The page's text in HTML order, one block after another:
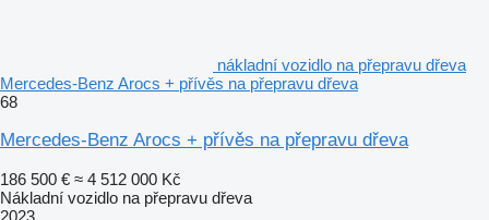
nákladní vozidlo na přepravu dřeva
Mercedes-Benz Arocs + přívěs na přepravu dřeva
68
Mercedes-Benz Arocs + přívěs na přepravu dřeva
186 500 € ≈ 4 512 000 Kč
Nákladní vozidlo na přepravu dřeva
2023